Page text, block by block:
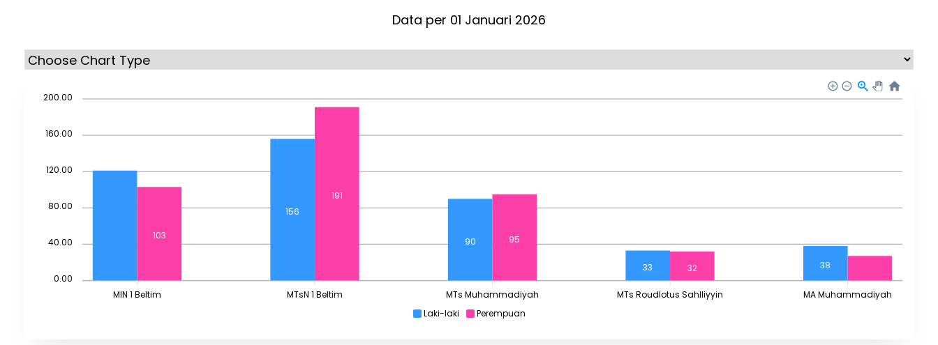
Data per 01 Januari 2026
Laki-laki Perempuan
200.00
160.00
120.00
80.00
40.00
0.00
156
90
33 38
103
191
95
32
MIN 1 Beltim MTsN 1 Beltim MTs Muhammadiyah MTs Roudlotus Sahlliyyin MA Muhammadiyah